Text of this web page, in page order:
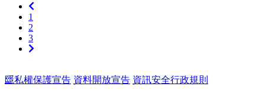
上
一
頁
1
2
3
下
頁
:::
隱私權保護宣告 資料開放宣告 資訊安全行政規則